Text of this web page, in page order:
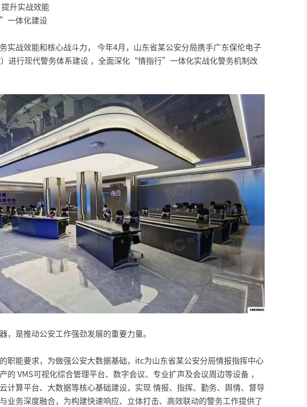
升实战效能
一体化建设
实战效能和核心战斗力， 今年4月，山东省某公安分局携手广东保伦电子
进行现代警务体系建设 ，全面深化“情指行”一体化实战化警务机制改
，是推动公安工作强劲发展的重要力量。
职能要求，为做强公安大数据基础，itc为山东省某公安分局情报指挥中心
的 VMS可视化综合管理平台、数字会议、专业扩声及会议周边等设备 ，
计算平台、大数据等核心基础建设，实现 情报、指挥、勤务、舆情、督导
业务深度融合，为构建快速响应、立体打击、高效联动的警务工作提供了